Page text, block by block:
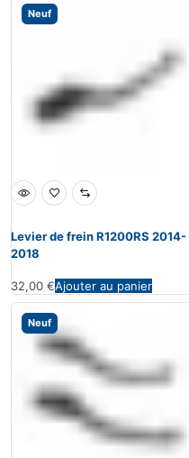
Neuf
Levier de frein R1200RS 2014-
2018
32,00 €Ajouter au panier
Neuf